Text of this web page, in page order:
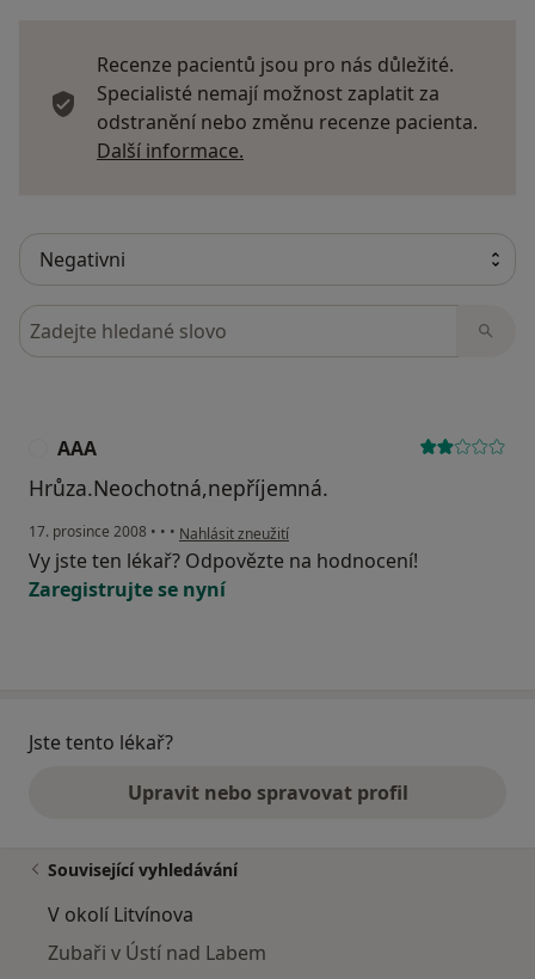
Recenze pacientů jsou pro nás důležité.
Specialisté nemají možnost zaplatit za
odstranění nebo změnu recenze pacienta.
Další informace.
Hledejte v názorech
AAA
Hrůza.Neochotná,nepříjemná.
17. prosince 2008 • • • podle názoru uživatele AAA
Nahlásit zneužití
Vy jste ten lékař? Odpovězte na hodnocení!
Zaregistrujte se nyní
Jste tento lékař?
Upravit nebo spravovat profil
Související vyhledávání
V okolí Litvínova
Zubaři v Ústí nad Labem